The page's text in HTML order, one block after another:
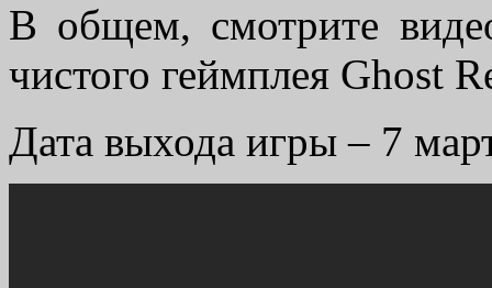
В общем, смотрите
чистого геймплея Ghost
Дата выхода игры – 7